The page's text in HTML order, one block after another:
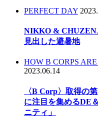
PERFECT DAY
NIKKO &
見出した避暑地
HOW B CORPS
2023.06.14
〈B Corp〉取得の
に注目を集めるDE
ニティ」